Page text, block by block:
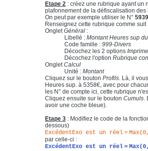
Etape 2 : créez une rubrique ayant un
plafonnement de la défiscalisation
On peut par exemple utiliser le N° 5939
Renseignez cette rubrique comme suit
OngletGénéral :
Libellé : Montant Heures sup
Code famille : 999-Divers
Décochez les 2 options
Décochez l'option Rubrique
OngletCalcul
Unité : Montant
Cliquez sur le bouton Profils. Là, il
Heures sup. à 5358€, avec pour
les N° de compte ici, cette rubrique
Cliquez ensuite sur le bouton Cumuls.
avoir une coche bleue).
Etape 3 : Modifiez le code de la
dessous)
ExcédentExo est un réel = Max(0
par celle-ci :
ExcédentExo est un réel = Max(0